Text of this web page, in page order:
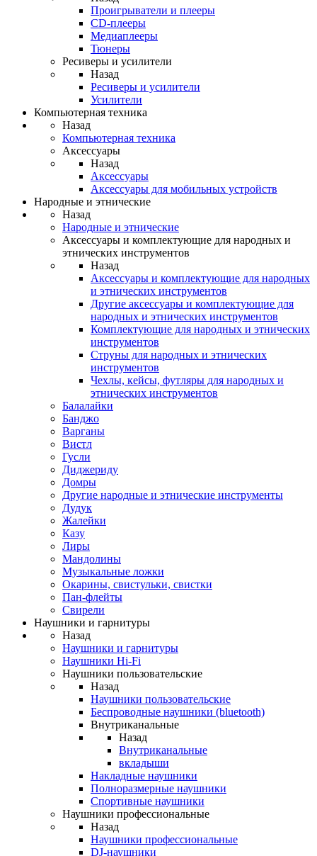
Проигрыватели и плееры
CD-плееры
Медиаплееры
Тюнеры
Ресиверы и усилители
Назад
Ресиверы и усилители
Усилители
Компьютерная техника
Назад
Компьютерная техника
Аксессуары
Назад
Аксессуары
Аксессуары для мобильных устройств
Народные и этнические
Назад
Народные и этнические
Аксессуары и комплектующие для народных и
этнических инструментов
Назад
Аксессуары и комплектующие для народных
и этнических инструментов
Другие аксессуары и комплектующие для
народных и этнических инструментов
Комплектующие для народных и этнических
инструментов
Струны для народных и этнических
инструментов
Чехлы, кейсы, футляры для народных и
этнических инструментов
Балалайки
Банджо
Варганы
Вистл
Гусли
Диджериду
Домры
Другие народные и этнические инструменты
Дудук
Жалейки
Казу
Лиры
Мандолины
Музыкальные ложки
Окарины, свистульки, свистки
Пан-флейты
Свирели
Наушники и гарнитуры
Назад
Наушники и гарнитуры
Наушники Hi-Fi
Наушники пользовательские
Назад
Наушники пользовательские
Беспроводные наушники (bluetooth)
Внутриканальные
Назад
Внутриканальные
вкладыши
Накладные наушники
Полноразмерные наушники
Спортивные наушники
Наушники профессиональные
Назад
Наушники профессиональные
DJ-наушники